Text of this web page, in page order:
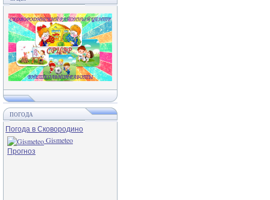
ПОГОДА
Погода в Сковородино
Gismeteo
Прогноз